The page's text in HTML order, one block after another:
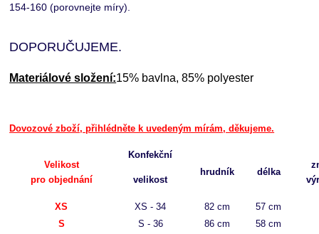
154-160 (porovnejte míry).
DOPORUČUJEME.
Materiálové složení:15% bavlna, 85% polyester
Dovozové zboží, přihlédněte k uvedeným mírám, děkujeme.
Velikost
pro objednání
Konfekční
velikost
hrudník délka
XS XS - 34 82 cm
57 cm
S
S - 36 86 cm
58 cm